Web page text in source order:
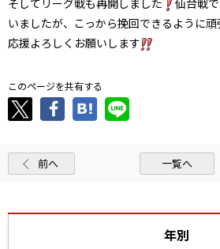
いましたが、こっから挽回できるように頑
応援よろしくお願いします
このページを共有する
前へ 一覧へ
年別